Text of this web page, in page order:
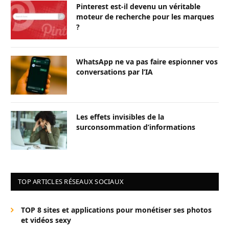
Pinterest est-il devenu un véritable
moteur de recherche pour les marques
?
WhatsApp ne va pas faire espionner vos
conversations par l’IA
Les effets invisibles de la
surconsommation d’informations
TOP ARTICLES RÉSEAUX SOCIAUX
TOP 8 sites et applications pour monétiser ses photos
et vidéos sexy